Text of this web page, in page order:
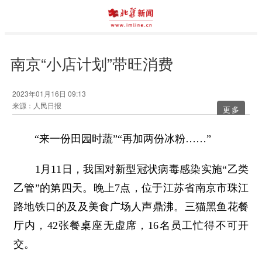
南京“小店计划”带旺消费
2023年01月16日 09:13
来源：人民日报
更多
“来一份田园时蔬”“再加两份冰粉……”
1月11日，我国对新型冠状病毒感染实施“乙类
乙管”的第四天。晚上7点，位于江苏省南京市珠江
路地铁口的及及美食广场人声鼎沸。三猫黑鱼花餐
厅内，42张餐桌座无虚席，16名员工忙得不可开
交。